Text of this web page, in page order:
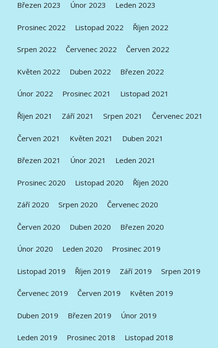
Březen 2023 Únor 2023 Leden 2023
Prosinec 2022 Listopad 2022 Říjen 2022
Srpen 2022 Červenec 2022 Červen 2022
Květen 2022 Duben 2022 Březen 2022
Únor 2022 Prosinec 2021 Listopad 2021
Říjen 2021 Září 2021 Srpen 2021 Červenec 2021
Červen 2021 Květen 2021 Duben 2021
Březen 2021 Únor 2021 Leden 2021
Prosinec 2020 Listopad 2020 Říjen 2020
Září 2020 Srpen 2020 Červenec 2020
Červen 2020 Duben 2020 Březen 2020
Únor 2020 Leden 2020 Prosinec 2019
Listopad 2019 Říjen 2019 Září 2019 Srpen 2019
Červenec 2019 Červen 2019 Květen 2019
Duben 2019 Březen 2019 Únor 2019
Leden 2019 Prosinec 2018 Listopad 2018